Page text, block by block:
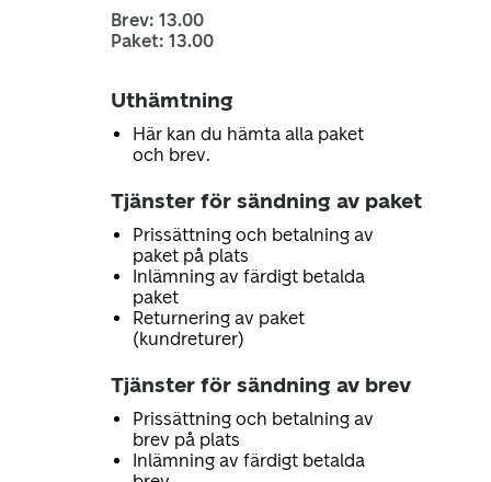
Brev: 13.00
Paket: 13.00
Uthämtning
Här kan du hämta alla paket
och brev.
Tjänster för sändning av paket
Prissättning och betalning av
paket på plats
Inlämning av färdigt betalda
paket
Returnering av paket
(kundreturer)
Tjänster för sändning av brev
Prissättning och betalning av
brev på plats
Inlämning av färdigt betalda